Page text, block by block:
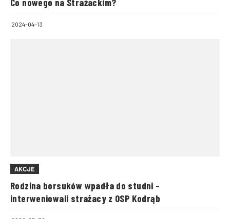
Co nowego na Strażackim?
2024-04-13
AKCJE
Rodzina borsuków wpadła do studni –
interweniowali strażacy z OSP Kodrąb